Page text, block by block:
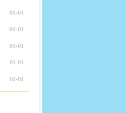
01-01
01-01
01-01
01-01
01-01